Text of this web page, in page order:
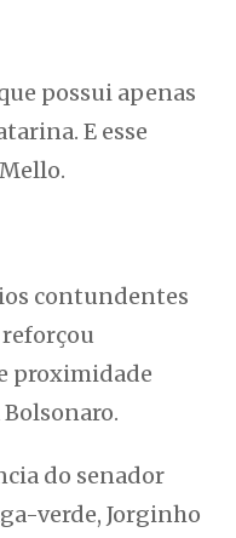
possui apenas
E esse
contundentes
proximidade
do senador
verde, Jorginho